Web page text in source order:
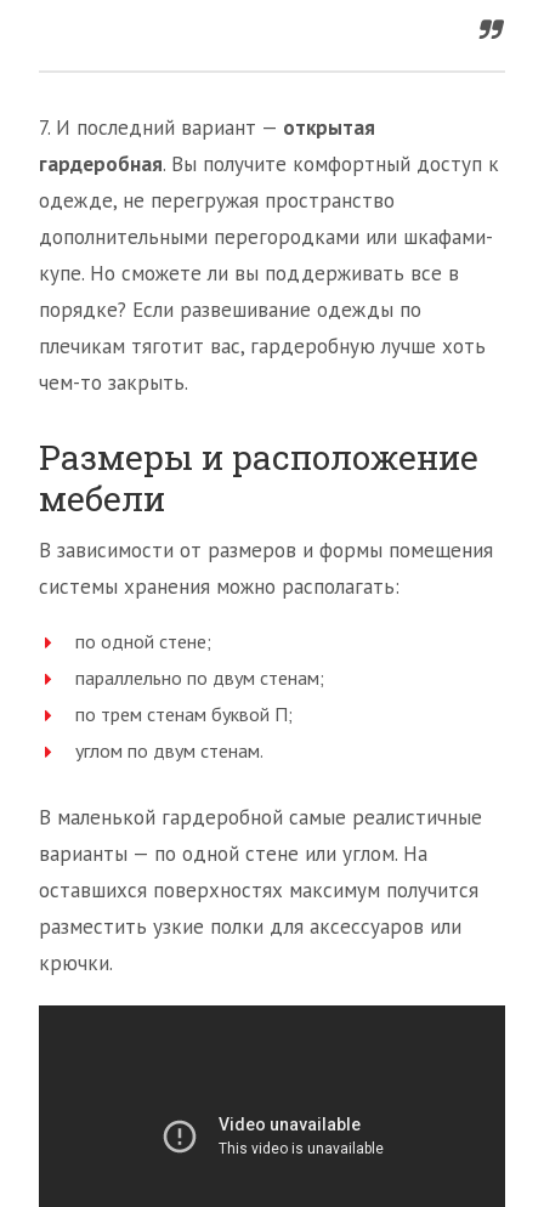
7. И последний вариант — открытая
гардеробная. Вы получите комфортный доступ к
одежде, не перегружая пространство
дополнительными перегородками или шкафами-
купе. Но сможете ли вы поддерживать все в
порядке? Если развешивание одежды по
плечикам тяготит вас, гардеробную лучше хоть
чем-то закрыть.
Размеры и расположение
мебели
В зависимости от размеров и формы помещения
системы хранения можно располагать:
по одной стене;
параллельно по двум стенам;
по трем стенам буквой П;
углом по двум стенам.
В маленькой гардеробной самые реалистичные
варианты — по одной стене или углом. На
оставшихся поверхностях максимум получится
разместить узкие полки для аксессуаров или
крючки.